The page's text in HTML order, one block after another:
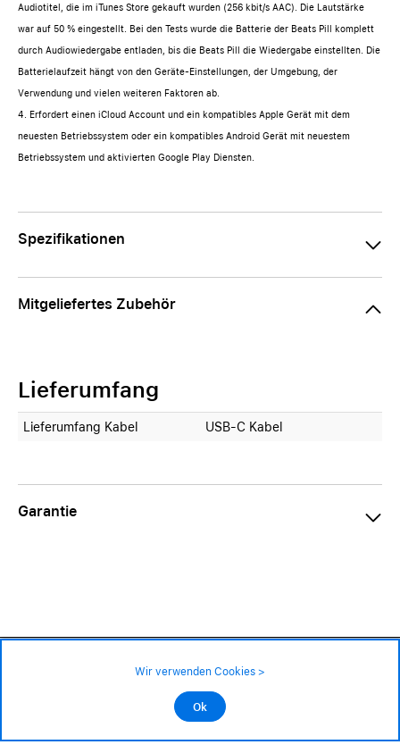
Audiotitel, die im iTunes Store gekauft wurden (256 kbit/s AAC). Die Lautstärke
war auf 50 % eingestellt. Bei den Tests wurde die Batterie der Beats Pill komplett
durch Audiowiedergabe entladen, bis die Beats Pill die Wiedergabe einstellten. Die
Batterielaufzeit hängt von den Geräte-Einstellungen, der Umgebung, der
Verwendung und vielen weiteren Faktoren ab.
4. Erfordert einen iCloud Account und ein kompatibles Apple Gerät mit dem
neuesten Betriebssystem oder ein kompatibles Android Gerät mit neuestem
Betriebssystem und aktivierten Google Play Diensten.
Spezifikationen
Mitgeliefertes Zubehör
Lieferumfang
Lieferumfang Kabel USB-C Kabel
Garantie
©2026 Alle Rechte sind vorbehalten
nur wenige Stk. an Lager – jetzt bestellen
In den Warenkorb
Wir verwenden Cookies >
Ok